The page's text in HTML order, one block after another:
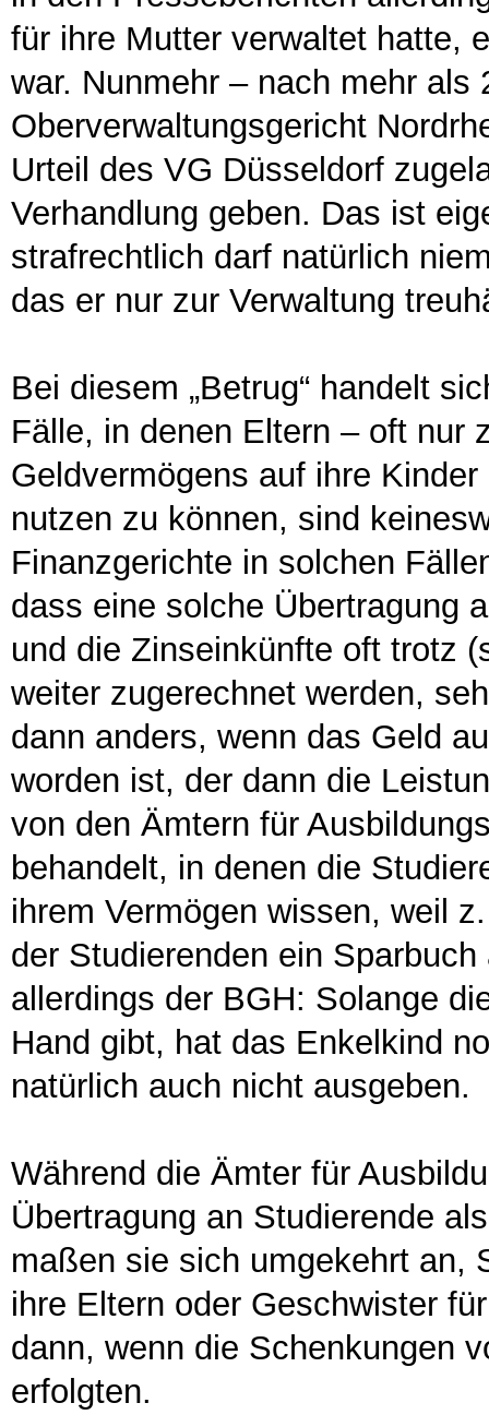
für ihre Mutter verwaltet hatte,
war. Nunmehr – nach mehr
Oberverwaltungsgericht
Urteil des VG Düsseldorf
Verhandlung geben. Das ist
strafrechtlich darf natürlich
das er nur zur Verwaltung
Bei diesem „Betrug“ handelt
Fälle, in denen Eltern – oft nur
Geldvermögens auf ihre
nutzen zu können, sind
Finanzgerichte in solchen
dass eine solche Übertragung
und die Zinseinkünfte oft trotz
weiter zugerechnet werden,
dann anders, wenn das Geld
worden ist, der dann die
von den Ämtern für
behandelt, in denen die
ihrem Vermögen wissen, weil
der Studierenden ein
allerdings der BGH: Solange
Hand gibt, hat das Enkelkind
natürlich auch nicht ausgeben.
Während die Ämter für
Übertragung an Studierende
maßen sie sich umgekehrt an,
ihre Eltern oder Geschwister
dann, wenn die Schenkungen
erfolgten.